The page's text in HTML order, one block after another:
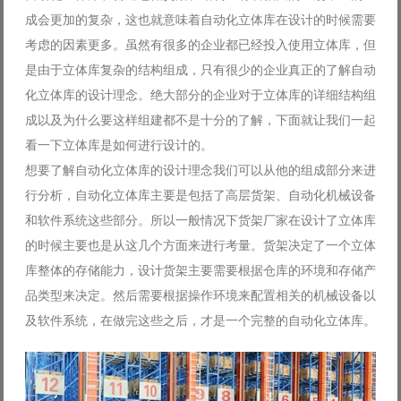
成会更加的复杂，这也就意味着自动化立体库在设计的时候需要
考虑的因素更多。虽然有很多的企业都已经投入使用立体库，但
是由于立体库复杂的结构组成，只有很少的企业真正的了解自动
化立体库的设计理念。绝大部分的企业对于立体库的详细结构组
成以及为什么要这样组建都不是十分的了解，下面就让我们一起
看一下立体库是如何进行设计的。
想要了解自动化立体库的设计理念我们可以从他的组成部分来进
行分析，自动化立体库主要是包括了高层货架、自动化机械设备
和软件系统这些部分。所以一般情况下货架厂家在设计了立体库
的时候主要也是从这几个方面来进行考量。货架决定了一个立体
库整体的存储能力，设计货架主要需要根据仓库的环境和存储产
品类型来决定。然后需要根据操作环境来配置相关的机械设备以
及软件系统，在做完这些之后，才是一个完整的自动化立体库。